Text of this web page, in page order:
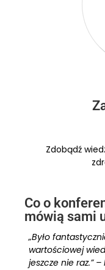
Zdobądź
Co o
mówią sami
„Było
wartościowej
jeszcze nie raz.” –